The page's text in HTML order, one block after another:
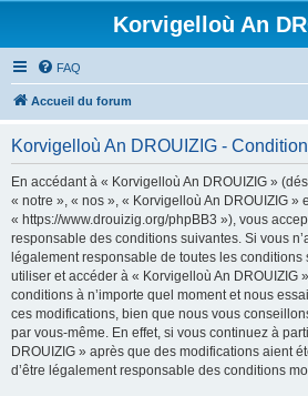
Korvigelloù An
FAQ
Accueil du forum
Korvigelloù An DROUIZIG -
En accédant à « Korvigelloù An DROUIZIG »
« notre », « nos », « Korvigelloù An DROUIZIG »
« https://www.drouizig.org/phpBB3 »), vous
responsable des conditions suivantes. Si vous
légalement responsable de toutes les
utiliser et accéder à « Korvigelloù An DROUIZIG
conditions à n’importe quel moment et nous
ces modifications, bien que nous vous
par vous-même. En effet, si vous continuez à
DROUIZIG » après que des modifications aient
d’être légalement responsable des conditions